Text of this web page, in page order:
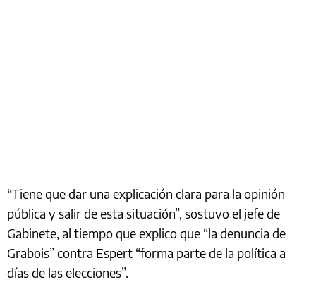
“Tiene que dar una explicación clara para la opinión
pública y salir de esta situación”, sostuvo el jefe de
Gabinete, al tiempo que explico que “la denuncia de
Grabois” contra Espert “forma parte de la política a
días de las elecciones”.